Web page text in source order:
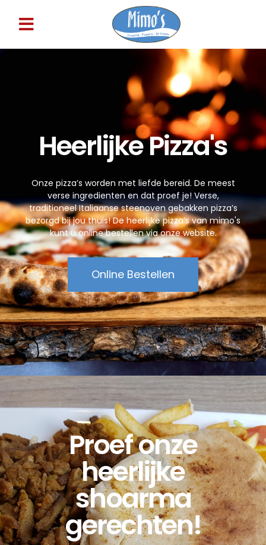
Heerlijke Pizza's
Onze pizza’s worden met liefde bereid. De meest
verse ingredienten en dat proef je! Verse,
traditioneel Italiaanse steenoven gebakken pizza’s
bezorgd bij jou thuis! De heerlijke pizza’s van mimo's
kunt u online bestellen via onze website.
Online Bestellen
Proef onze
heerlijke
shoarma
gerechten!